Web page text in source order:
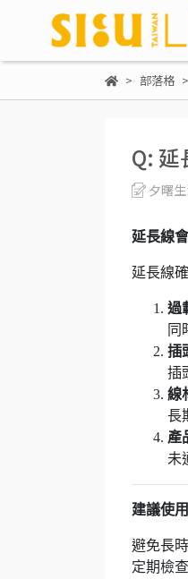
部落格
Q:
夕曙
延長線
延長線
過
同
插
插
線
長
產
未
建議使
避免長
定期檢